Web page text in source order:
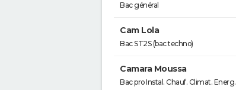
Bac général
Cam Lola
Bac ST2S (bac techno)
Camara Moussa
Bac pro Instal. Chauf. Climat. Energ.